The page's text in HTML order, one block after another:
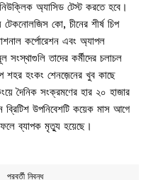
অ্যাসিড টেস্ট করতে হবে।
টেকনোলজিস কো, চীনের শীর্ষ চিপ
কর্পোরেশন এবং অ্যাপল
তাদের কর্মীদের চলাচল
হংকং শেনজ়েনের খুব কাছে
দৈনিক সংক্রমণের হার ২০ হাজার
উপনিবেশটি কয়েক মাস আগে
ফলে ব্যাপক মৃত্যু হয়েছে।
পরবর্তী নিবন্ধ